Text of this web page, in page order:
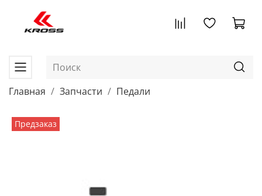
Главная Запчасти Педали
Предзаказ